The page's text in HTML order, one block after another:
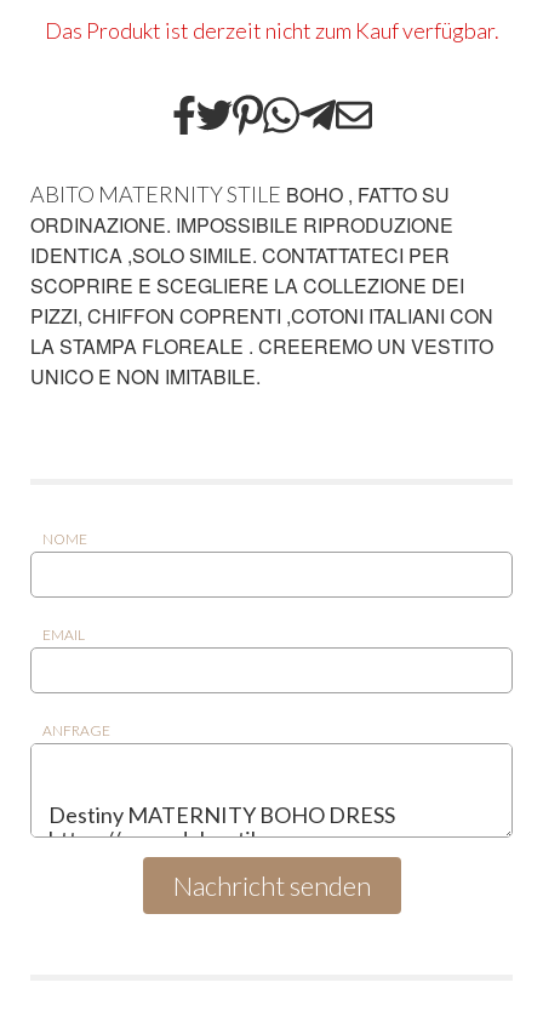
Das Produkt ist derzeit nicht zum Kauf verfügbar.
ABITO MATERNITY STILE BOHO , FATTO SU
ORDINAZIONE. IMPOSSIBILE RIPRODUZIONE
IDENTICA ,SOLO SIMILE. CONTATTATECI PER
SCOPRIRE E SCEGLIERE LA COLLEZIONE DEI
PIZZI, CHIFFON COPRENTI ,COTONI ITALIANI CON
LA STAMPA FLOREALE . CREEREMO UN VESTITO
UNICO E NON IMITABILE.
NOME
EMAIL
ANFRAGE